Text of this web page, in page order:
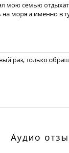
мою семью
на моря а именно в
раз, только
Аудио